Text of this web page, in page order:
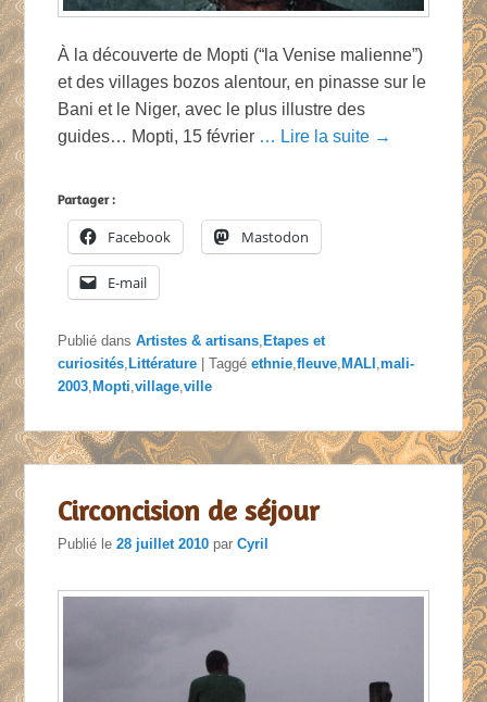
À la découverte de Mopti (“la Venise malienne”)
et des villages bozos alentour, en pinasse sur le
Bani et le Niger, avec le plus illustre des
guides… Mopti, 15 février … Lire la suite →
Partager :
Facebook Mastodon
E-mail
Publié dans Artistes & artisans Etapes et
curiosités Littérature |Taggé ethnie ,fleuve MALI ,mali-
2003 Mopti ,village ,ville
Circoncision de séjour
Publié le28 juillet 2010 parCyril